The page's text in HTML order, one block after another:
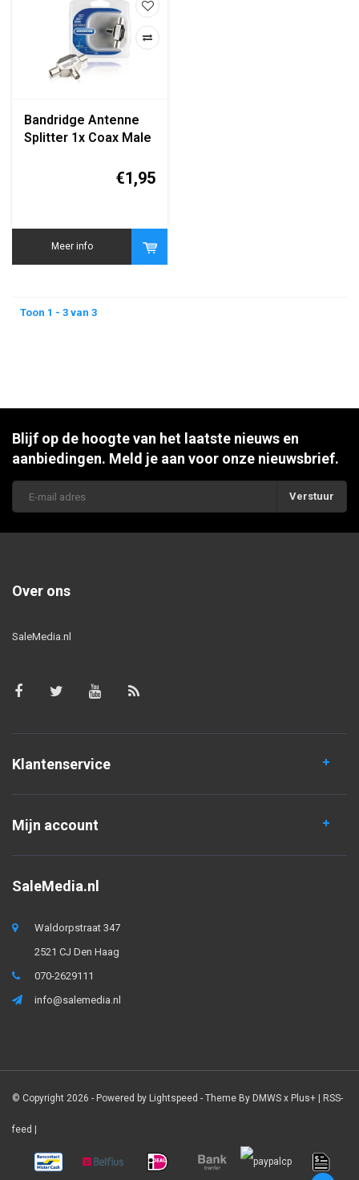
Bandridge Antenne
Splitter 1x Coax Male
€1,95
Meer info
Toon 1 - 3 van 3
Blijf op de hoogte van het laatste nieuws en
aanbiedingen. Meld je aan voor onze nieuwsbrief.
Verstuur
Over ons
SaleMedia.nl
Klantenservice
Mijn account
SaleMedia.nl
Waldorpstraat 347
2521 CJ Den Haag
070-2629111
info@salemedia.nl
© Copyright 2026 - Powered by Lightspeed - Theme By DMWS x Plus+ RSS-
feed